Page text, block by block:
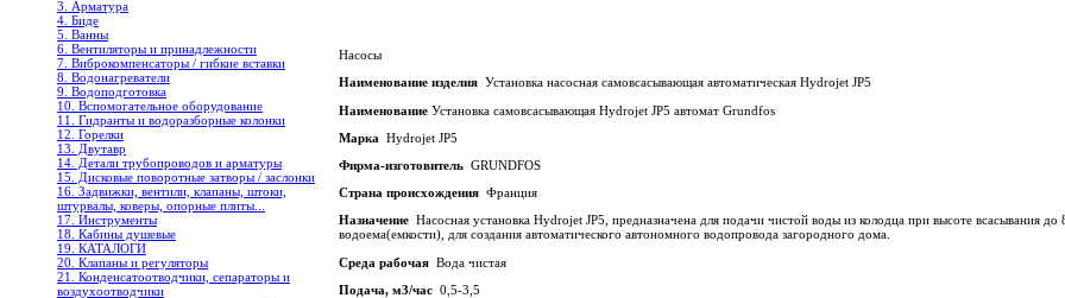
3. Арматура
4. Биде
5. Ванны
6. Вентиляторы и принадлежности
7. Виброкомпенсаторы / гибкие вставки
8. Водонагреватели
9. Водоподготовка
10. Вспомогательное оборудование
11. Гидранты и водоразборные колонки
12. Горелки
13. Двутавр
14. Детали трубопроводов и арматуры
15. Дисковые поворотные затворы / заслонки
16. Задвижки, вентили, клапаны, штоки,
штурвалы, коверы, опорные плиты...
17. Инструменты
18. Кабины душевые
19. КАТАЛОГИ
20. Клапаны и регуляторы
21. Конденсатоотводчики, сепараторы и
воздухоотводчики
Насосы
Наименование изделия Установка насосная самовсасывающая автоматическая Hydrojet JP5
Наименование Установка самовсасывающая Hydrojet JP5 автомат Grundfos
Марка Hydrojet JP5
Фирма-изготовитель GRUNDFOS
Страна происхождения Франция
Назначение Насосная установка Hydrojet JP5, предназначена для подачи чистой воды из колодца при высоте всасывания до
водоема(емкости), для создания автоматического автономного водопровода загородного дома.
Среда рабочая Вода чистая
Подача, м3/час 0,5-3,5